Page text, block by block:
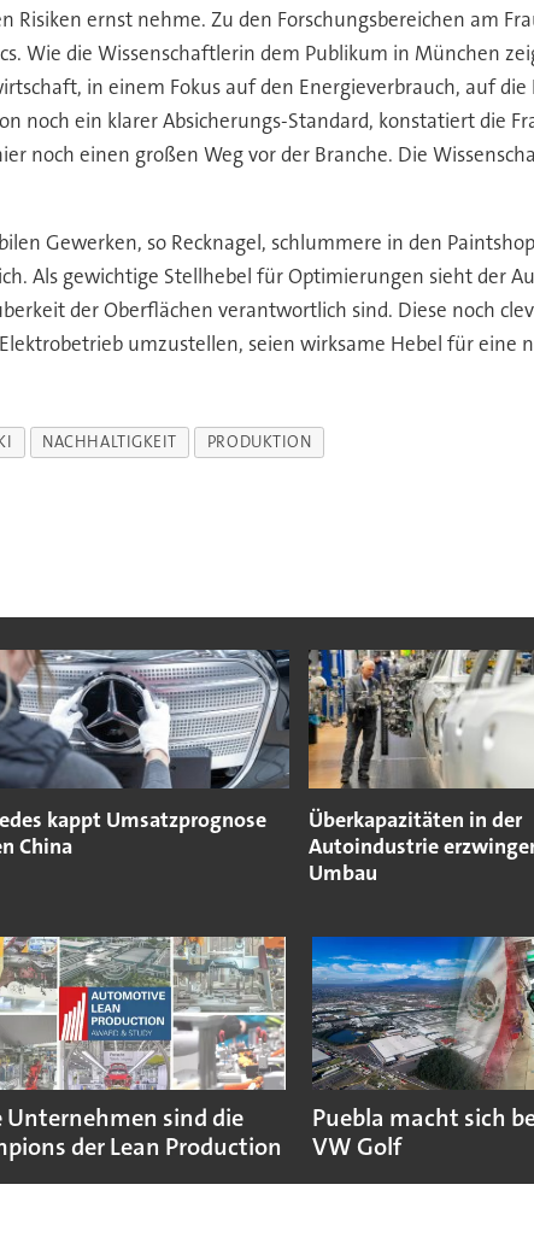
Risiken ernst nehme. Zu den Forschungsbereichen am
Wie die Wissenschaftlerin dem Publikum in München
in einem Fokus auf den Energieverbrauch, auf
noch ein klarer Absicherungs-Standard, konstatiert die
noch einen großen Weg vor der Branche. Die
Gewerken, so Recknagel, schlummere in den
Als gewichtige Stellhebel für Optimierungen sieht der
der Oberflächen verantwortlich sind. Diese noch
umzustellen, seien wirksame Hebel für eine
NACHHALTIGKEIT PRODUKTION
kappt Umsatzprognose
China
Überkapazitäten in der
Autoindustrie
Umbau
Unternehmen sind die
der Lean Production
Puebla macht sich
VW Golf